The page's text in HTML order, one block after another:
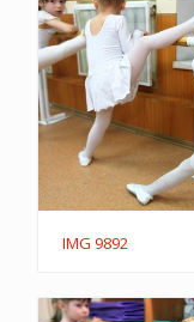
IMG 9892